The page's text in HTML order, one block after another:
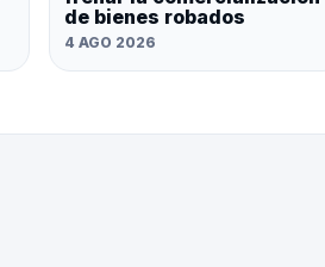
de bienes robados
4 AGO 2026